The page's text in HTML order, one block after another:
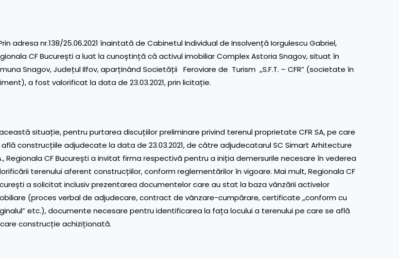
adresa nr.138/25.06.2021 înaintată de Cabinetul Individual de Insolvență Iorgulescu Gabriel,
CF București a luat la cunoștință că activul imobiliar Complex Astoria Snagov, situat în
Snagov, Județul Ilfov, aparținând Societății Feroviare de Turism ,,S.F.T. – CFR” (societate în
a fost valorificat la data de 23.03.2021, prin licitație.
situație, pentru purtarea discuțiilor preliminare privind terenul proprietate CFR SA, pe care
construcțiile adjudecate la data de 23.03.2021, de către adjudecatarul SC Simart Arhitecture
Regionala CF București a invitat firma respectivă pentru a iniția demersurile necesare în vederea
terenului aferent construcțiilor, conform reglementărilor în vigoare. Mai mult, Regionala CF
a solicitat inclusiv prezentarea documentelor care au stat la baza vânzării activelor
(proces verbal de adjudecare, contract de vânzare-cumpărare, certificate ,,conform cu
etc.), documente necesare pentru identificarea la fața locului a terenului pe care se află
construcție achiziționată.